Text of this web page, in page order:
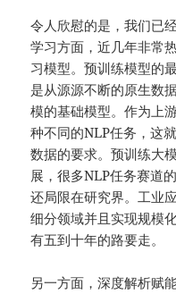
令人欣慰的是，我们已
学习方面，近几年非常
习模型。预训练模型的
是从源源不断的原生数
模的基础模型。作为上
种不同的NLP任务，这
数据的要求。预训练大
展，很多NLP任务赛道
还局限在研究界。工业
细分领域并且实现规模
有五到十年的路要走。
另一方面，深度解析赋